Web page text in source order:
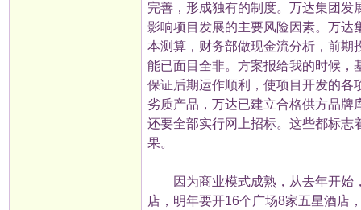
完善，形成独有的制度。万达集团
影响项目发展的主要风险因素。万达
本测算，财务部做现金流分析，前期
能已面目全非。方案报给我的时候，
保证后期运作顺利，使项目开发的各
劣质产品，万达已建立合格供方品牌
还要全部实行网上招标。这些都标志
果。
因为商业模式成熟，从去年开始，
店，明年要开16个广场8家五星酒店